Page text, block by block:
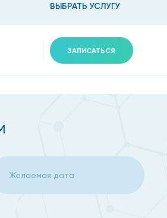
после хирургического
и проходить УЗИ матки
ВЫБРАТЬ УСЛУГУ
ЗАПИСАТЬСЯ